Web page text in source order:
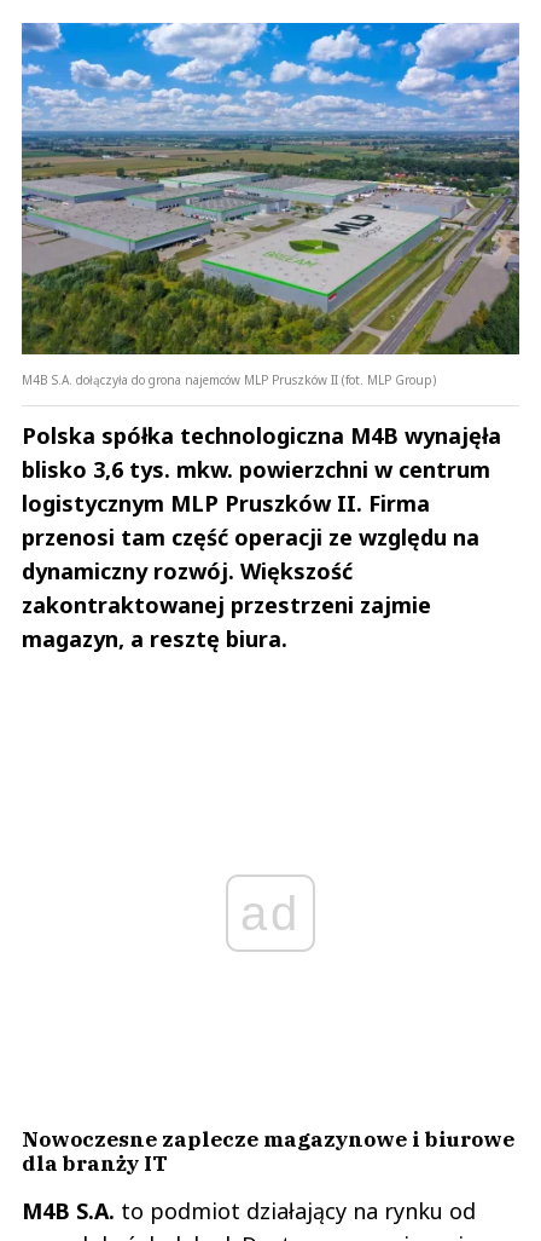
M4B S.A. dołączyła do grona najemców MLP Pruszków II (fot. MLP Group)
Polska spółka technologiczna M4B wynajęła
blisko 3,6 tys. mkw. powierzchni w centrum
logistycznym MLP Pruszków II. Firma
przenosi tam część operacji ze względu na
dynamiczny rozwój. Większość
zakontraktowanej przestrzeni zajmie
magazyn, a resztę biura.
ad
Nowoczesne zaplecze magazynowe i biurowe
dla branży IT
M4B S.A. to podmiot działający na rynku od